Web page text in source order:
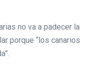
no va a padecer la
porque “los canarios